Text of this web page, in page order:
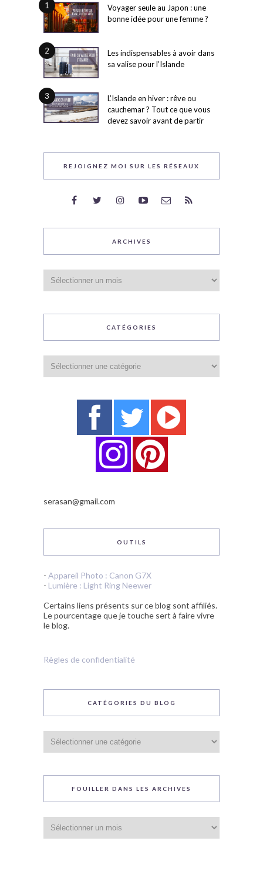
1
Voyager seule au Japon : une
bonne idée pour une femme ?
2
Les indispensables à avoir dans
sa valise pour l’Islande
3
L’Islande en hiver : rêve ou
cauchemar ? Tout ce que vous
devez savoir avant de partir
REJOIGNEZ MOI SUR LES RÉSEAUX
ARCHIVES
CATÉGORIES
serasan@gmail.com
OUTILS
- Appareil Photo : Canon G7X
- Lumière : Light Ring Neewer
Certains liens présents sur ce blog sont affiliés.
Le pourcentage que je touche sert à faire vivre
le blog.
Règles de confidentialité
CATÉGORIES DU BLOG
du
blog
FOUILLER DANS LES ARCHIVES
dans
les